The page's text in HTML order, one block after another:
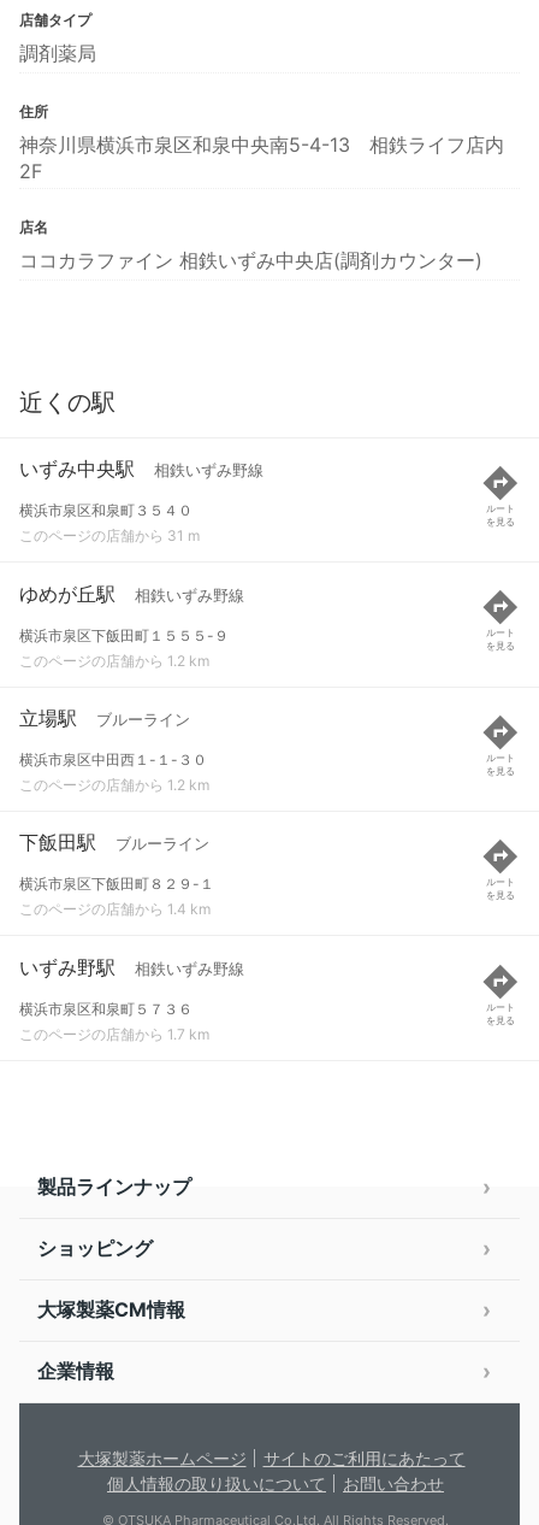
店舗タイプ
調剤薬局
住所
神奈川県横浜市泉区和泉中央南5-4-13 相鉄ライフ店内
2F
店名
ココカラファイン 相鉄いずみ中央店(調剤カウンター)
近くの駅
いずみ中央駅 相鉄いずみ野線
横浜市泉区和泉町３５４０
このページの店舗から 31 m
ルート
を見る
ゆめが丘駅 相鉄いずみ野線
横浜市泉区下飯田町１５５５-９
このページの店舗から 1.2 km
ルート
を見る
立場駅 ブルーライン
横浜市泉区中田西１-１-３０
このページの店舗から 1.2 km
ルート
を見る
下飯田駅 ブルーライン
横浜市泉区下飯田町８２９-１
このページの店舗から 1.4 km
ルート
を見る
いずみ野駅 相鉄いずみ野線
横浜市泉区和泉町５７３６
このページの店舗から 1.7 km
ルート
を見る
製品ラインナップ
ショッピング
大塚製薬CM情報
企業情報
大塚製薬ホームページ
サイトのご利用にあたって
個人情報の取り扱いについて
お問い合わせ
© OTSUKA Pharmaceutical Co.Ltd. All Rights Reserved.